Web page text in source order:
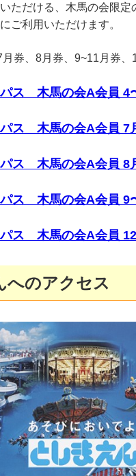
ただける、木馬の会限
ご利用いただけます。
券、8月券、9~11月券、
ス 木馬の会A会員 4
ス 木馬の会A会員 7
ス 木馬の会A会員 8
ス 木馬の会A会員 9
ス 木馬の会A会員
へのアクセス